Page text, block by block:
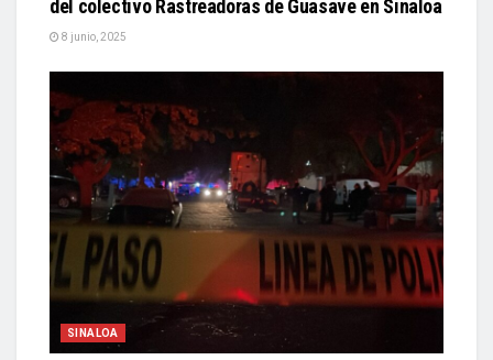
del colectivo Rastreadoras de Guasave en Sinaloa
8 junio, 2025
SINALOA